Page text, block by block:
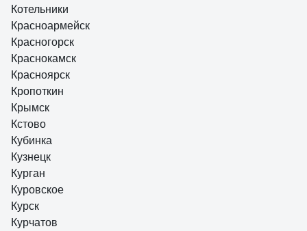
Котельники
Красноармейск
Красногорск
Краснокамск
Красноярск
Кропоткин
Крымск
Кстово
Кубинка
Кузнецк
Курган
Куровское
Курск
Курчатов